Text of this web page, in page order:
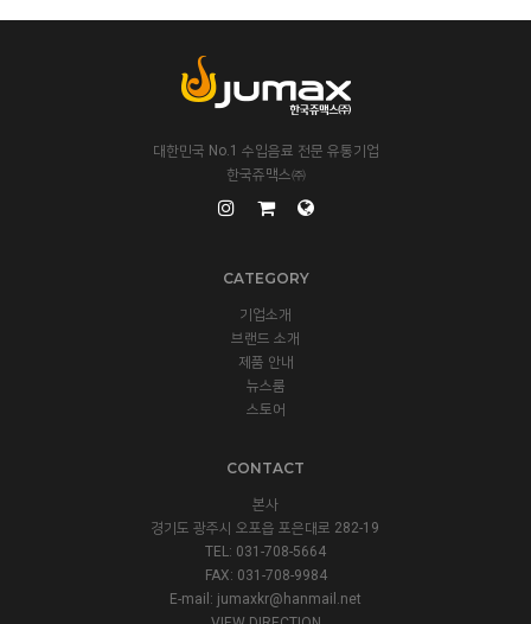
대한민국 No.1 수입음료 전문 유통기업
한국쥬맥스㈜
CATEGORY
기업소개
브랜드 소개
제품 안내
뉴스룸
스토어
CONTACT
본사
경기도 광주시 오포읍 포은대로 282-19
TEL: 031-708-5664
FAX: 031-708-9984
E-mail: jumaxkr@hanmail.net